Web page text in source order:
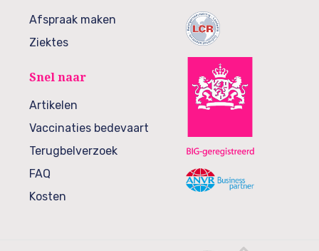
Afspraak maken
Ziektes
Snel naar
Artikelen
Vaccinaties bedevaart
Terugbelverzoek
FAQ
Kosten